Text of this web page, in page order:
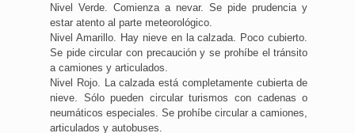
Nivel Verde. Comienza a nevar. Se pide prudencia y
estar atento al parte meteorológico.
Nivel Amarillo. Hay nieve en la calzada. Poco cubierto.
Se pide circular con precaución y se prohíbe el tránsito
a camiones y articulados.
Nivel Rojo. La calzada está completamente cubierta de
nieve. Sólo pueden circular turismos con cadenas o
neumáticos especiales. Se prohíbe circular a camiones,
articulados y autobuses.